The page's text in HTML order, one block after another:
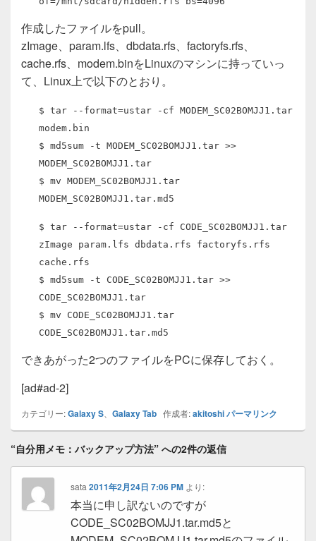
作成したファイルをpull。
zImage、param.lfs、dbdata.rfs、factoryfs.rfs、
cache.rfs、modem.binをLinuxのマシンに持っていっ
て、Linux上で以下のとおり。
$ tar --format=ustar -cf MODEM_SC02BOMJJ1.tar
modem.bin
$ md5sum -t MODEM_SC02BOMJJ1.tar >>
MODEM_SC02BOMJJ1.tar
$ mv MODEM_SC02BOMJJ1.tar
MODEM_SC02BOMJJ1.tar.md5
$ tar --format=ustar -cf CODE_SC02BOMJJ1.tar
zImage param.lfs dbdata.rfs factoryfs.rfs
cache.rfs
$ md5sum -t CODE_SC02BOMJJ1.tar >>
CODE_SC02BOMJJ1.tar
$ mv CODE_SC02BOMJJ1.tar
CODE_SC02BOMJJ1.tar.md5
できあがった2つのファイルをPCに保存しておく。
[ad#ad-2]
カテゴリー:Galaxy S Galaxy Tab 作成者:akitoshiパーマリンク
“自分用メモ：バックアップ方法” への2件の返信
sata 2011年2月24日 7:06 PM より:
本当に申し訳ないのですが
CODE_SC02BOMJJ1.tar.md5と